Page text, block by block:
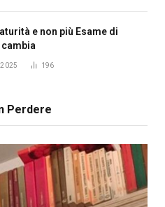
e non più Esame di
2025 196
Perdere